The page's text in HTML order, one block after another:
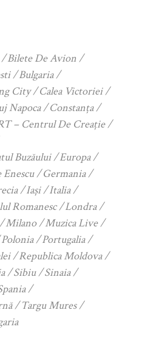
Bilete De Avion
Bulgaria
City
Calea Victoriei
Napoca
Constanța
– Centrul De Creație
Buzăului
Europa
Enescu
Germania
Iași
Italia
Romanesc
Londra
Milano
Muzica Live
Polonia
Portugalia
Republica Moldova
Sibiu
Sinaia
Targu Mures